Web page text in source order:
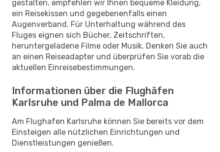
gestalten, empfehlen wir Ihnen bequeme Kleidung,
ein Reisekissen und gegebenenfalls einen
Augenverband. Für Unterhaltung während des
Fluges eignen sich Bücher, Zeitschriften,
heruntergeladene Filme oder Musik. Denken Sie auch
an einen Reiseadapter und überprüfen Sie vorab die
aktuellen Einreisebestimmungen.
Informationen über die Flughäfen
Karlsruhe und Palma de Mallorca
Am Flughafen Karlsruhe können Sie bereits vor dem
Einsteigen alle nützlichen Einrichtungen und
Dienstleistungen genießen.